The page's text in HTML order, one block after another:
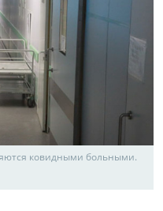
ковидными больными.